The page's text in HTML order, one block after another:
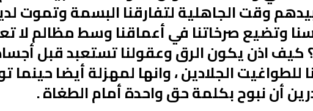
وقت الجاهلية لتفارقنا البسمة وتموت
وتضيع صرخاتنا في أعماقنا وسط مظالم لا
اذن يكون الرق وعقولنا تستعبد قبل
للطواغيت الجلادين ، وانها لمهزلة أيضا حينما
أن نبوح بكلمة حق واحدة أمام الطغاة .